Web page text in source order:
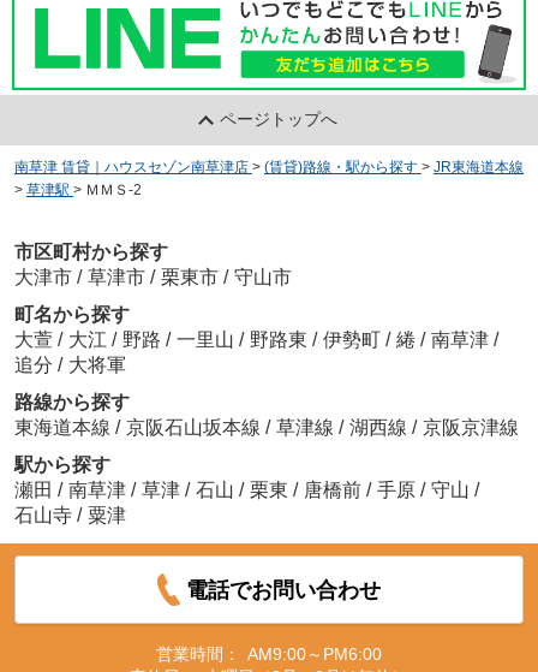
ページトップへ
南草津 賃貸｜ハウスセゾン南草津店 > (賃貸)路線・駅から探す > JR東海道本線
> 草津駅 > ＭＭＳ-2
市区町村から探す
大津市 / 草津市 / 栗東市 / 守山市
町名から探す
大萱 / 大江 / 野路 / 一里山 / 野路東 / 伊勢町 / 綣 / 南草津 /
追分 / 大将軍
路線から探す
東海道本線 / 京阪石山坂本線 / 草津線 / 湖西線 / 京阪京津線
駅から探す
瀬田 / 南草津 / 草津 / 石山 / 栗東 / 唐橋前 / 手原 / 守山 /
石山寺 / 粟津
電話でお問い合わせ
営業時間：
AM9:00～PM6:00